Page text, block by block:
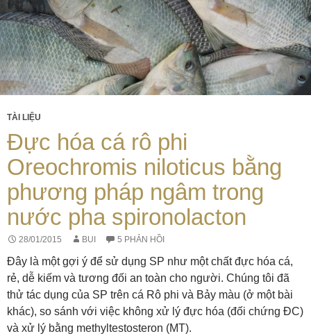
TÀI LIỆU
Đực hóa cá rô phi
Oreochromis niloticus bằng
phương pháp ngâm trong
nước pha spironolacton
28/01/2015 BUI 5 PHẢN HỒI
Đây là một gợi ý để sử dụng SP như một chất đực hóa cá,
rẻ, dễ kiếm và tương đối an toàn cho người. Chúng tôi đã
thử tác dụng của SP trên cá Rô phi và Bảy màu (ở một bài
khác), so sánh với việc không xử lý đực hóa (đối chứng ĐC)
và xử lý bằng methyltestosteron (MT).